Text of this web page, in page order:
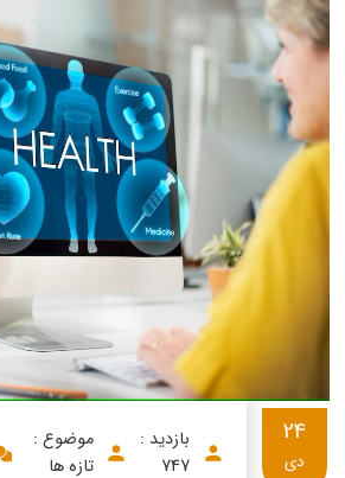
بازدید :
747
موضوع :
تازه ها
24
دی